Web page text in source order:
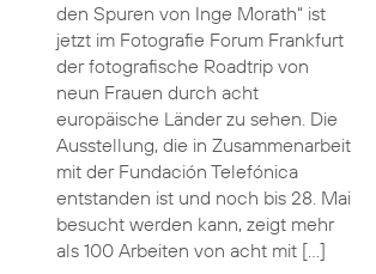
den Spuren von Inge Morath“ ist
jetzt im Fotografie Forum Frankfurt
der fotografische Roadtrip von
neun Frauen durch acht
europäische Länder zu sehen. Die
Ausstellung, die in Zusammenarbeit
mit der Fundación Telefónica
entstanden ist und noch bis 28. Mai
besucht werden kann, zeigt mehr
als 100 Arbeiten von acht mit […]